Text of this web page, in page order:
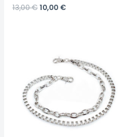
13,00€10,00 €